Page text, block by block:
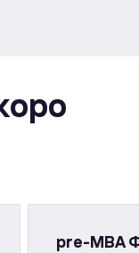
pre-MBA